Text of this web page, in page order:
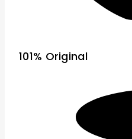
101% Original